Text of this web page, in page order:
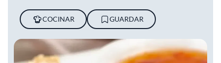
COCINAR GUARDAR